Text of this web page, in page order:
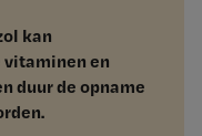
kan
en
duur de opname